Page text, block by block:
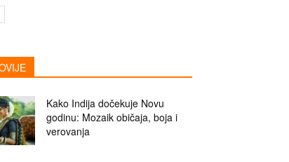
Kako Indija dočekuje Novu
godinu: Mozaik običaja, boja i
verovanja